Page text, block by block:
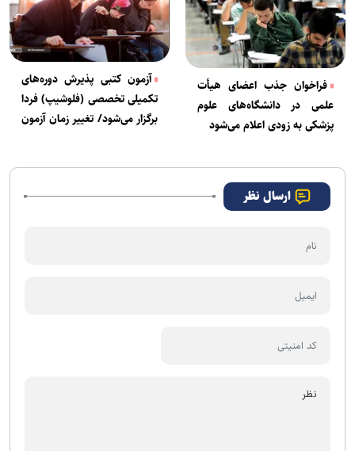
فراخوان جذب اعضای هیأت
علمی در دانشگاه‌های علوم
پزشکی به زودی اعلام می‌شود
آزمون کتبی پذیرش دوره‌های
تکمیلی تخصصی (فلوشیپ) فردا
برگزار می‌شود/ تغییر زمان آزمون
ارسال نظر